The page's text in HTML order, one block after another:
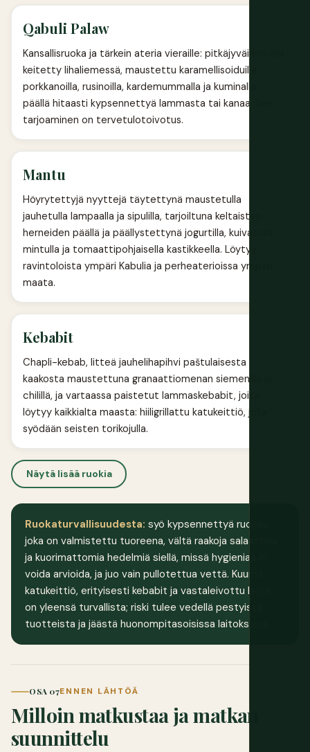
Qabuli Palaw
Kansallisruoka ja tärkein ateria vieraille: pitkäjyväinen riisi
keitetty lihaliemessä, maustettu karamellisoiduilla
porkkanoilla, rusinoilla, kardemummalla ja kuminalla,
päällä hitaasti kypsennettyä lammasta tai kanaa. Sen
tarjoaminen on tervetulotoivotus.
Mantu
Höyrytettyjä nyyttejä täytettynä maustetulla
jauhetulla lampaalla ja sipulilla, tarjoiltuna keltaisten
herneiden päällä ja päällystettynä jogurtilla, kuivatulla
mintulla ja tomaattipohjaisella kastikkeella. Löytyy
ravintoloista ympäri Kabulia ja perheaterioissa ympäri
maata.
Kebabit
Chapli-kebab, litteä jauhelihapihvi paštulaisesta
kaakosta maustettuna granaattiomenan siemenillä ja
chilillä, ja vartaassa paistetut lammaskebabit, joita
löytyy kaikkialta maasta: hiiligrillattu katukeittiö, jota
syödään seisten torikojulla.
Näytä lisää ruokia
Ruokaturvallisuudesta: syö kypsennettyä ruokaa,
joka on valmistettu tuoreena, vältä raakoja salaatteja
ja kuorimattomia hedelmiä siellä, missä hygieniaa ei
voida arvioida, ja juo vain pullotettua vettä. Kuuma
katukeittiö, erityisesti kebabit ja vastaleivottu leipä,
on yleensä turvallista; riski tulee vedellä pestyistä
tuotteista ja jäästä huonompitasoisissa laitoksissa.
OSA 07ENNEN LÄHTÖÄ
Milloin matkustaa ja matkan
suunnittelu